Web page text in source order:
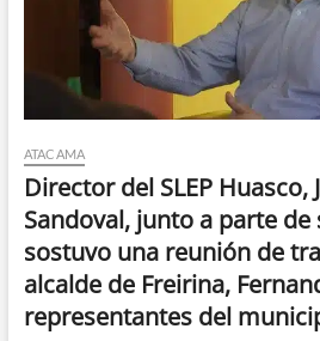
ATACAMA
Director del SLEP Huasco,
Sandoval, junto a parte de
sostuvo una reunión de
alcalde de Freirina,
representantes del